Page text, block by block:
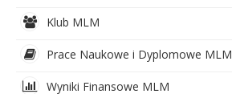
Klub MLM
Prace Naukowe i Dyplomowe MLM
Wyniki Finansowe MLM